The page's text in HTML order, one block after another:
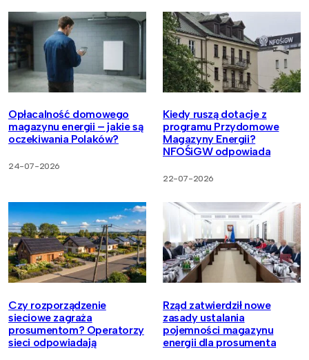
Opłacalność domowego
magazynu energii – jakie są
oczekiwania Polaków?
24-07-2026
Kiedy ruszą dotacje z
programu Przydomowe
Magazyny Energii?
NFOŚiGW odpowiada
22-07-2026
Czy rozporządzenie
sieciowe zagraża
prosumentom? Operatorzy
sieci odpowiadają
Rząd zatwierdził nowe
zasady ustalania
pojemności magazynu
energii dla prosumenta